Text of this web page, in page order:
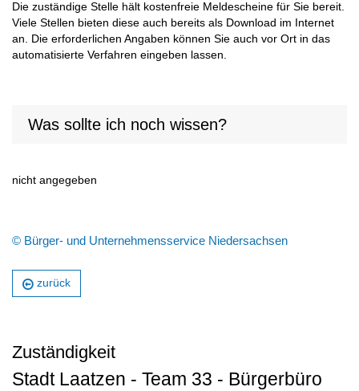
Die zuständige Stelle hält kostenfreie Meldescheine für Sie bereit.
Viele Stellen bieten diese auch bereits als Download im Internet
an. Die erforderlichen Angaben können Sie auch vor Ort in das
automatisierte Verfahren eingeben lassen.
Was sollte ich noch wissen?
nicht angegeben
© Bürger- und Unternehmensservice Niedersachsen
zurück
Zuständigkeit
Stadt Laatzen - Team 33 - Bürgerbüro